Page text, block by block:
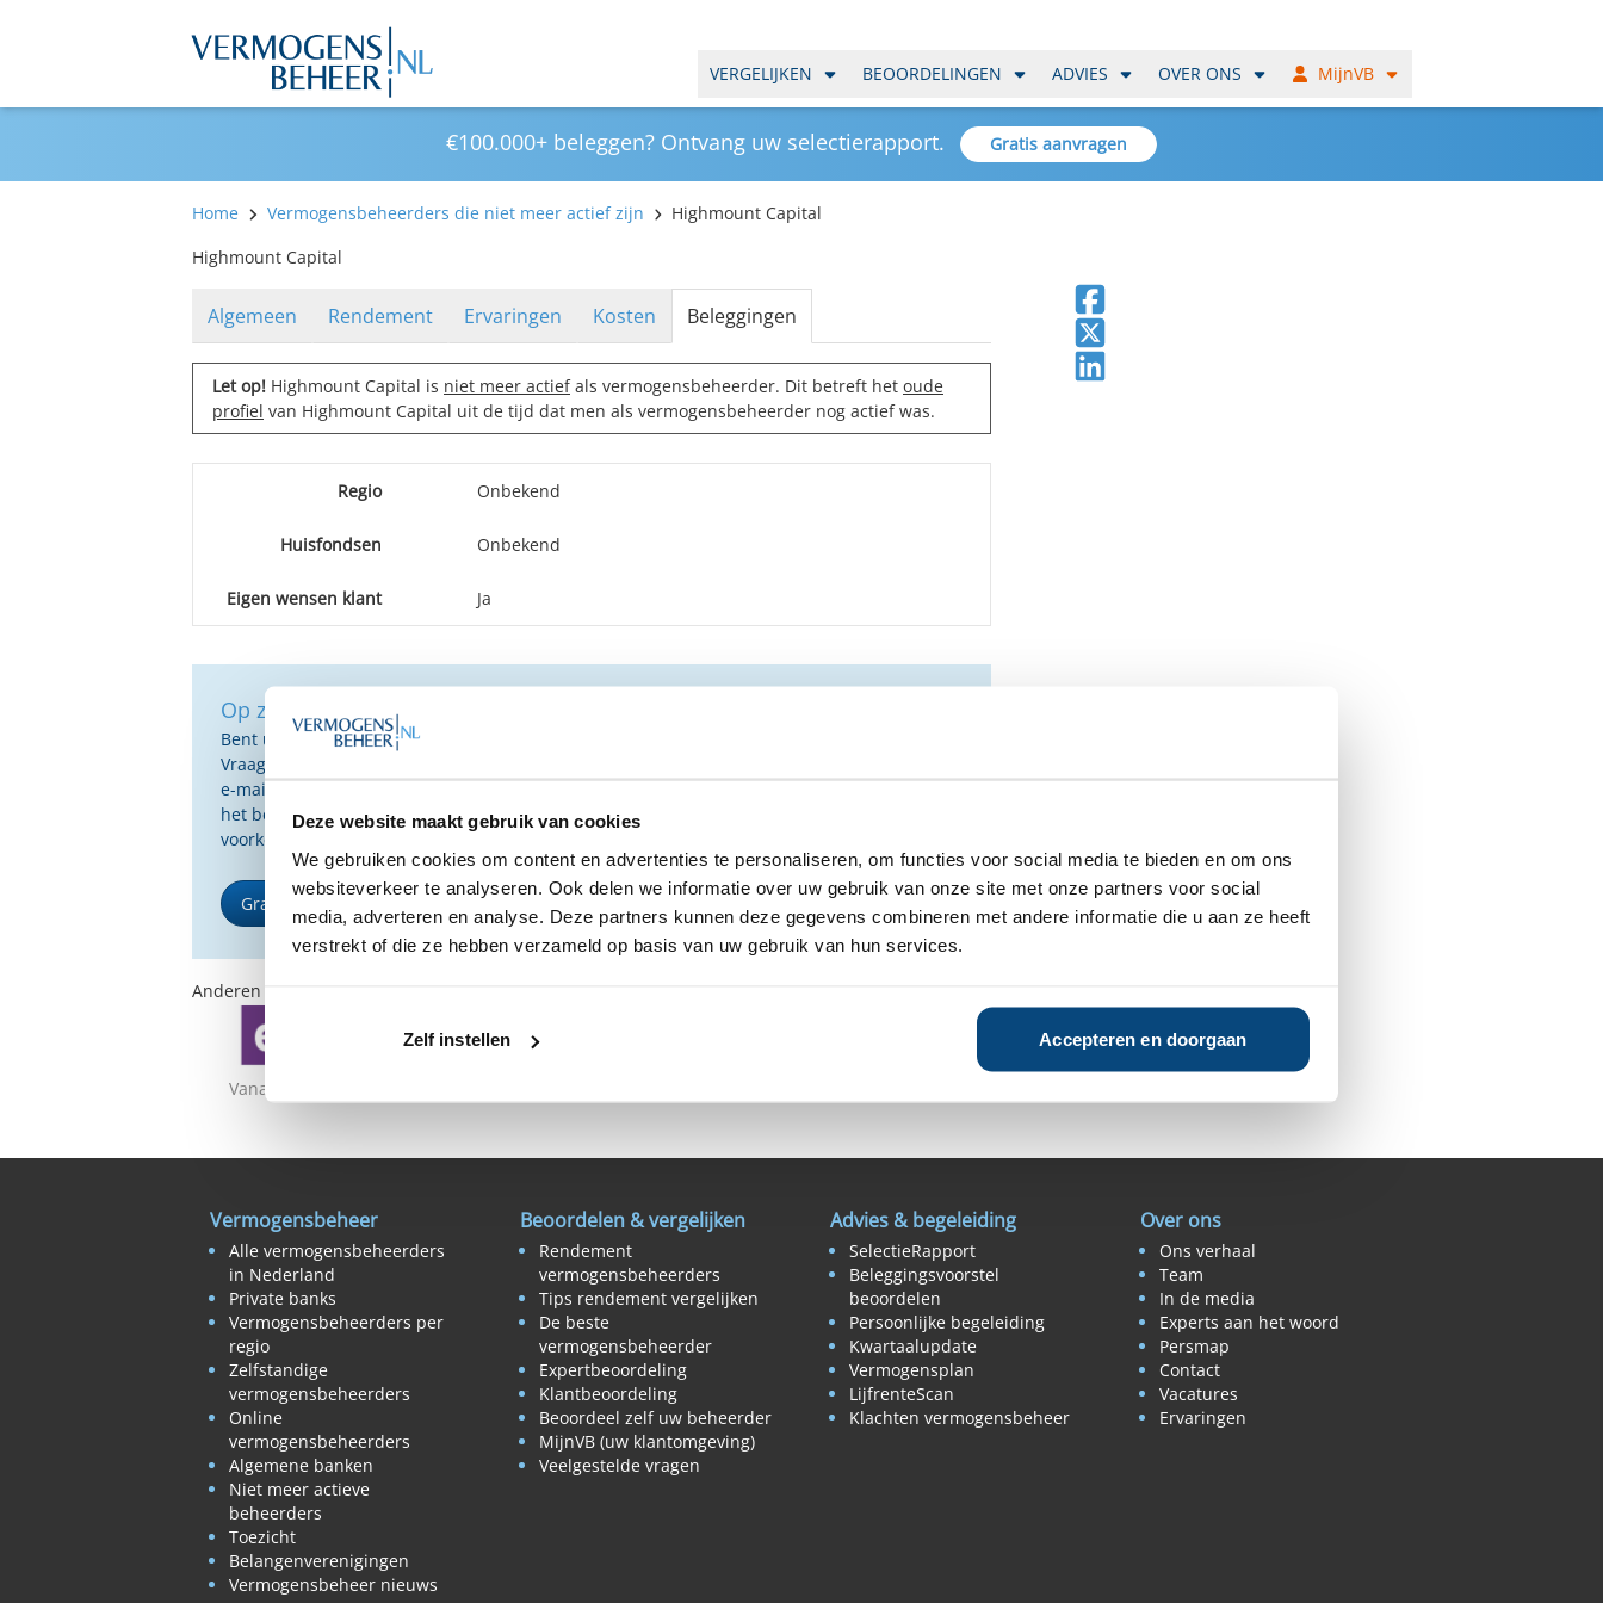
Deze website maakt gebruik van cookies
We gebruiken cookies om content en advertenties te personaliseren, om functies voor social media te bieden en om ons
websiteverkeer te analyseren. Ook delen we informatie over uw gebruik van onze site met onze partners voor social
media, adverteren en analyse. Deze partners kunnen deze gegevens combineren met andere informatie die u aan ze heeft
verstrekt of die ze hebben verzameld op basis van uw gebruik van hun services.
Zelf instellen Accepteren en doorgaan
VERGELIJKEN BEOORDELINGEN ADVIES OVER ONS MijnVB
€100.000+ beleggen? Ontvang uw selectierapport. Gratis aanvragen
Home Vermogensbeheerders die niet meer actief zijn
Highmount Capital
Highmount Capital
Algemeen Rendement Ervaringen Kosten Beleggingen
Let op! Highmount Capital is niet meer actiefals vermogensbeheerder. Dit betreft het oude
profiel van Highmount Capital uit de tijd dat men als vermogensbeheerder nog actief was.
Regio Onbekend
Huisfondsen Onbekend
Eigen wensen klant Ja
Op zoek naar de beste vermogensbeheerder?
Bent u op zoek naar de voor u beste vermogensbeheerder?
Vraag dan gratis en geheel vrijblijvend een SelectieRapport aan. Per
e-mail ontvangt u een selectie van goede vermogensbeheerders die
het beste passen bij uw persoonlijke situatie, wensen en
voorkeuren.
Gratis Selectierapport
Anderen bekeken ook:
Vanaf €10.000
Deel op Facebook
Deel op X
Deel op LinkedIn
Vermogensbeheer
Alle vermogensbeheerders
in Nederland
Private banks
Vermogensbeheerders per
regio
Zelfstandige
vermogensbeheerders
Online
vermogensbeheerders
Algemene banken
Niet meer actieve
beheerders
Toezicht
Belangenverenigingen
Vermogensbeheer nieuws
Beoordelen & vergelijken
Rendement
vermogensbeheerders
Tips rendement vergelijken
De beste
vermogensbeheerder
Expertbeoordeling
Klantbeoordeling
Beoordeel zelf uw beheerder
MijnVB (uw klantomgeving)
Veelgestelde vragen
Advies & begeleiding
SelectieRapport
Beleggingsvoorstel
beoordelen
Persoonlijke begeleiding
Kwartaalupdate
Vermogensplan
LijfrenteScan
Klachten vermogensbeheer
Over ons
Ons verhaal
Team
In de media
Experts aan het woord
Persmap
Contact
Vacatures
Ervaringen